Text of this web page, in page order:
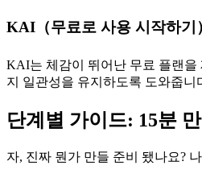
KAI（무료로 사용 시작하기
KAI는 체감이 뛰어난 무료 플랜을
지 일관성을 유지하도록 도와줍니
단계별 가이드: 15분
자, 진짜 뭔가 만들 준비 됐나요?